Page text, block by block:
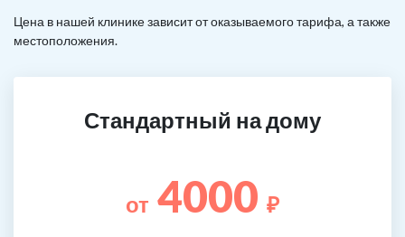
Цена в нашей клинике зависит от оказываемого тарифа, а также
местоположения.
Стандартный на дому
от 4000 ₽